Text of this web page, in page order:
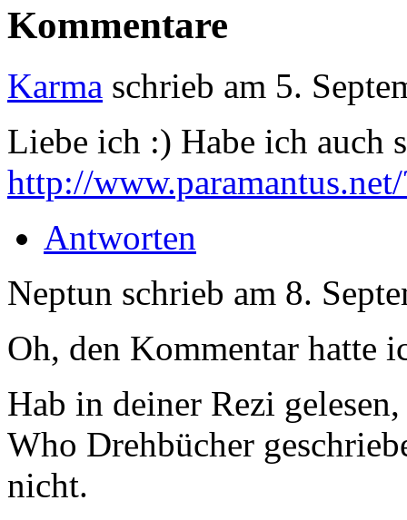
Kommentare
Karma schrieb am 5.
Liebe ich :) Habe ich auch
http://
Antworten
Neptun schrieb am 8.
Oh, den Kommentar hatte
Hab in deiner Rezi
Who Drehbücher
nicht.